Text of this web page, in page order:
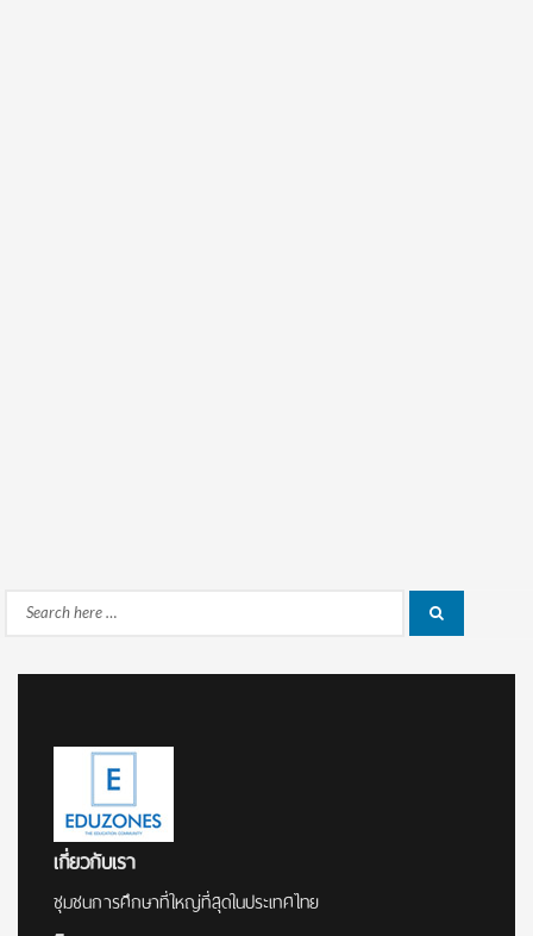
Search
เกี่ยวกับเรา
ชุมชนการศึกษาที่ใหญ่ที่สุดในประเทศไทย